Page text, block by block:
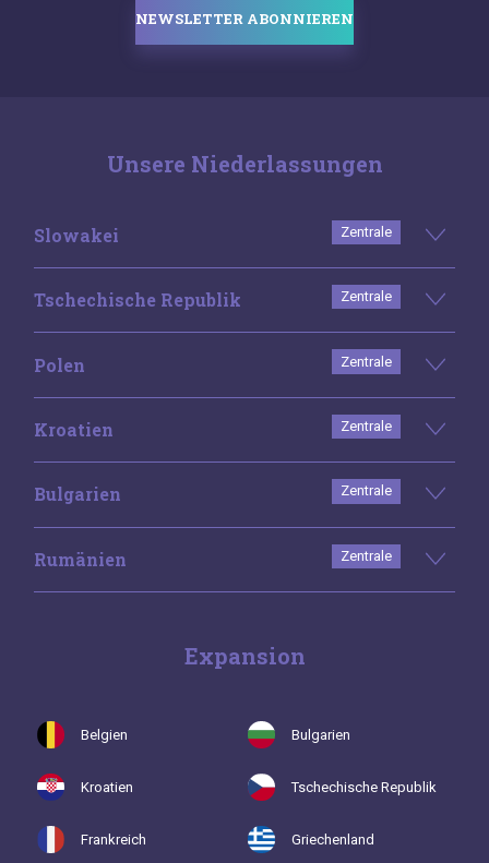
NEWSLETTER ABONNIEREN
Unsere Niederlassungen
Slowakei Zentrale
Tschechische Republik Zentrale
Polen Zentrale
Kroatien Zentrale
Bulgarien Zentrale
Rumänien Zentrale
Expansion
Belgien Bulgarien
Kroatien Tschechische Republik
Frankreich Griechenland